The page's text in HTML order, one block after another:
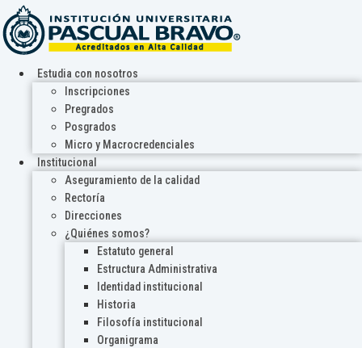
Estudia con nosotros
Inscripciones
Pregrados
Posgrados
Micro y Macrocredenciales
Institucional
Aseguramiento de la calidad
Rectoría
Direcciones
¿Quiénes somos?
Estatuto general
Estructura Administrativa
Identidad institucional
Historia
Filosofía institucional
Organigrama